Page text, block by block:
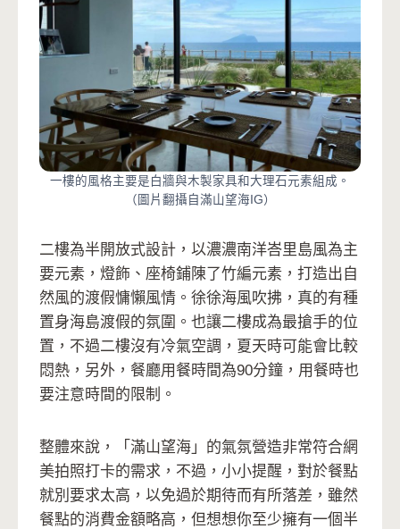
一樓的風格主要是白牆與木製家具和大理石元素組成。
（圖片翻攝自滿山望海IG）
二樓為半開放式設計，以濃濃南洋峇里島風為主
要元素，燈飾、座椅鋪陳了竹編元素，打造出自
然風的渡假慵懶風情。徐徐海風吹拂，真的有種
置身海島渡假的氛圍。也讓二樓成為最搶手的位
置，不過二樓沒有冷氣空調，夏天時可能會比較
悶熱，另外，餐廳用餐時間為90分鐘，用餐時也
要注意時間的限制。
整體來說，「滿山望海」的氣氛營造非常符合網
美拍照打卡的需求，不過，小小提醒，對於餐點
就別要求太高，以免過於期待而有所落差，雖然
餐點的消費金額略高，但想想你至少擁有一個半